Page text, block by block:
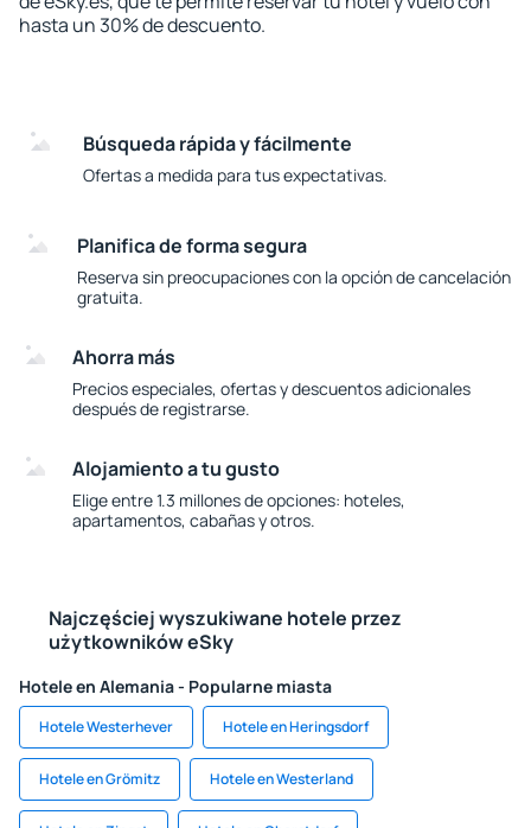
hasta un 30% de descuento.
Búsqueda rápida y fácilmente
Ofertas a medida para tus expectativas.
Planifica de forma segura
Reserva sin preocupaciones con la opción de cancelación
gratuita.
Ahorra más
Precios especiales, ofertas y descuentos adicionales
después de registrarse.
Alojamiento a tu gusto
Elige entre 1.3 millones de opciones: hoteles,
apartamentos, cabañas y otros.
Najczęściej wyszukiwane hotele przez
użytkowników eSky
Hotele en Alemania - Popularne miasta
Hotele Westerhever Hotele en Heringsdorf
Hotele en Grömitz Hotele en Westerland